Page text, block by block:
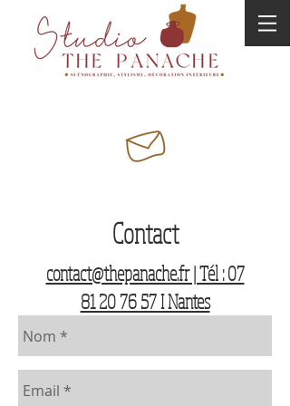
Contact
contact@thepanache.fr | Tél : 07
81 20 76 57 I Nantes